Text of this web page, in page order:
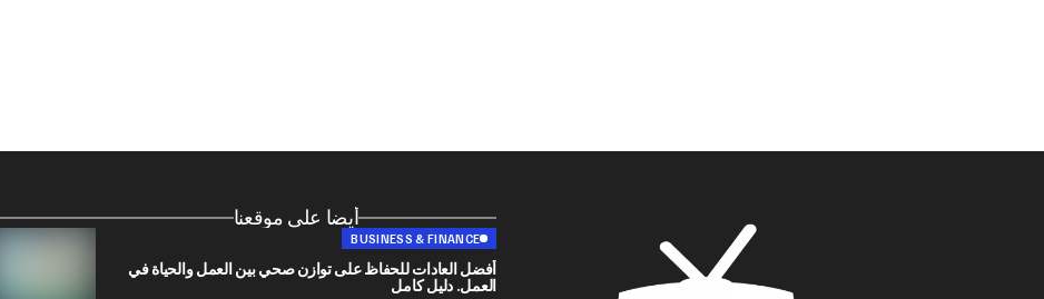
أيضا على موقعنا
BUSINESS & FINANCE
أفضل العادات للحفاظ على توازن صحي بين العمل والحياة في
العمل. دليل كامل